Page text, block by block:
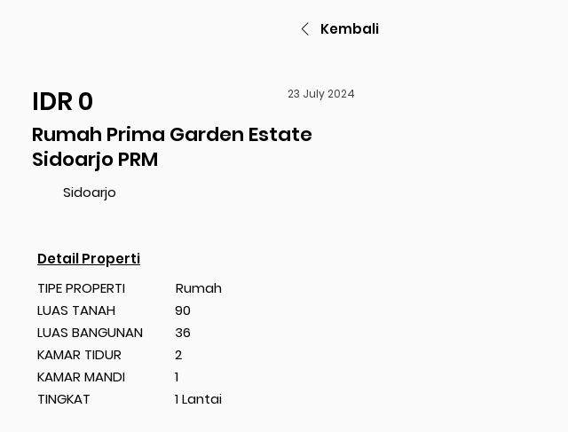
Kembali
IDR 0 23 July 2024
Rumah Prima Garden Estate
Sidoarjo PRM
Sidoarjo
Detail Properti
TIPE PROPERTI
LUAS TANAH
LUAS BANGUNAN
KAMAR TIDUR
KAMAR MANDI
TINGKAT
Rumah
90
36
2
1
1 Lantai